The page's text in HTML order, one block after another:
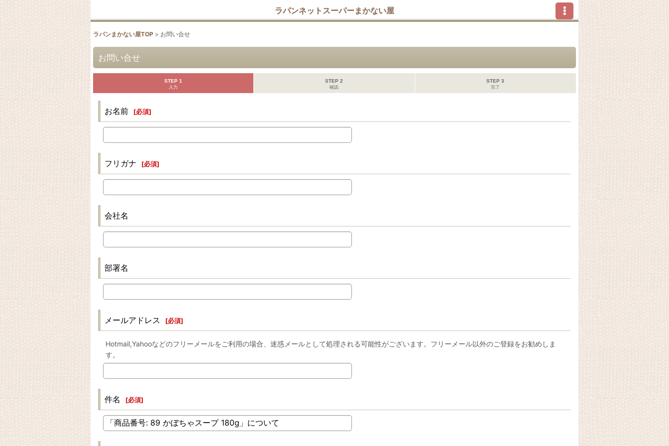
ラパンネットスーパーまかない屋
ラパンまかない屋TOP > お問い合せ
お問い合せ
STEP 1
入力
STEP 2
確認
STEP 3
完了
お名前 [必須]
フリガナ [必須]
会社名
部署名
メールアドレス [必須]
Hotmail,Yahooなどのフリーメールをご利用の場合、迷惑メールとして処理される可能性がございます。フリーメール以外のご登録をお勧めしま
す。
件名 [必須]